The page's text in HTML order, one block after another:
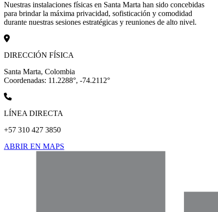
Nuestras instalaciones físicas en Santa Marta han sido concebidas
para brindar la máxima privacidad, sofisticación y comodidad
durante nuestras sesiones estratégicas y reuniones de alto nivel.
DIRECCIÓN FÍSICA
Santa Marta, Colombia
Coordenadas: 11.2288°, -74.2112°
LÍNEA DIRECTA
+57 310 427 3850
ABRIR EN MAPS